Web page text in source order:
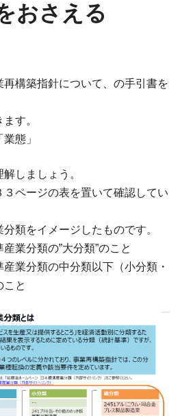
おさえる
構築指針について、の手引書を
す。
態」
しましょう。
ページの表を置いて確認してい
類をイメージしたものです。
業分類の”大分類”のこと
産業分類の中分類以下（小分類・
こと